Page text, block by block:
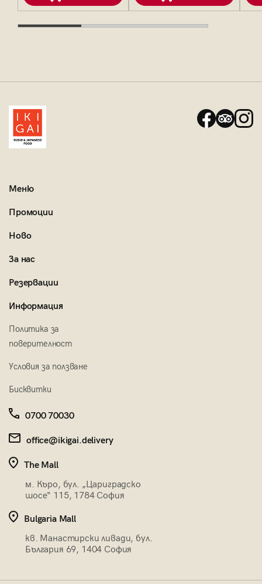
Меню
Промоции
Ново
За нас
Резервации
Информация
Политика за
поверителност
Условия за ползване
Бисквитки
0700 70030
office@ikigai.delivery
The Mall
м. Къро, бул. „Цариградско
шосе“ 115, 1784 София
Bulgaria Mall
кв. Манастирски ливади, бул.
България 69, 1404 София